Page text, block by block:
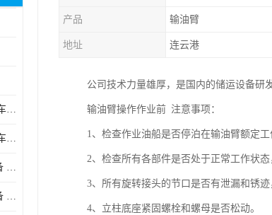
河北鹤管厂家 深达装备 火车液动潜油泵装卸鹤管
天津火车鹤管价格 深达 火车鹤管系列
常州火车鹤管厂家 深达装备 火车鹤管系列
广西火车鹤管厂家 深达装备 火车鹤管系列
产品 输油臂
地址 连云港
公司技术力量雄厚，是国内的储运设备研
输油臂操作作业前 注意事项：
1、检查作业油船是否停泊在输油臂额定工
2、检查所有各部件是否处于正常工作状
3、所有旋转接头的节口是否有泄漏和锈迹
4、立柱底座紧固螺栓和螺母是否松动。